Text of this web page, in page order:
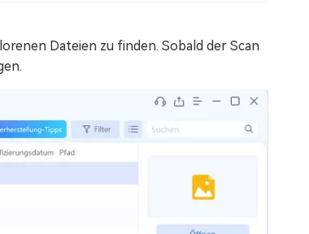
Dateien zu finden. Sobald der Scan